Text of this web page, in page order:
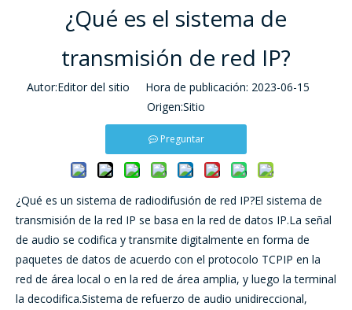
¿Qué es el sistema de
transmisión de red IP?
Autor:Editor del sitio Hora de publicación: 2023-06-15
Origen:Sitio
Preguntar
¿Qué es un sistema de radiodifusión de red IP?El sistema de
transmisión de la red IP se basa en la red de datos IP.La señal
de audio se codifica y transmite digitalmente en forma de
paquetes de datos de acuerdo con el protocolo TCPIP en la
red de área local o en la red de área amplia, y luego la terminal
la decodifica.Sistema de refuerzo de audio unidireccional,